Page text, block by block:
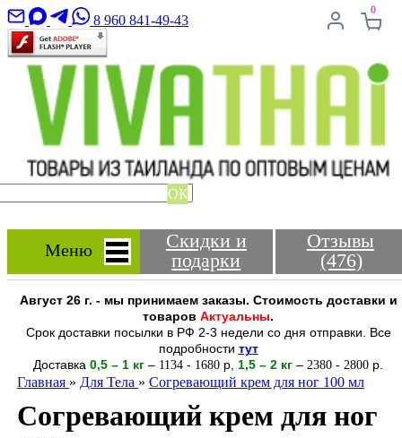
8 960 841-49-43
0
ОК
Меню
Скидки и
подарки
Отзывы
(476)
Август 26 г. - мы принимаем заказы. Стоимость доставки и
товаров Актуальны.
Срок доставки посылки в РФ 2-3 недели со дня отправки. Все
подробности тут
Доставка 0,5 – 1 кг – 1134 - 1680 р 1,5 – 2 кг – 2380 - 2800 р.
Главная » Для Тела » Согревающий крем для ног 100 мл
Согревающий крем для ног